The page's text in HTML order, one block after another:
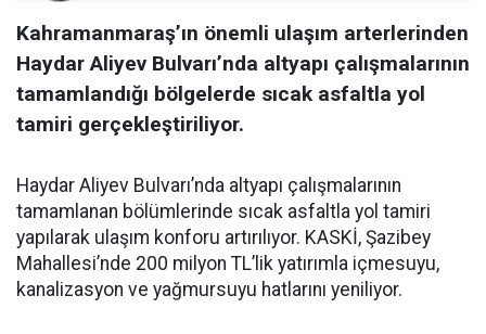
Kahramanmaraş’ın önemli ulaşım arterlerinden
Haydar Aliyev Bulvarı’nda altyapı çalışmalarının
tamamlandığı bölgelerde sıcak asfaltla yol
tamiri gerçekleştiriliyor.
Haydar Aliyev Bulvarı’nda altyapı çalışmalarının
tamamlanan bölümlerinde sıcak asfaltla yol tamiri
yapılarak ulaşım konforu artırılıyor. KASKİ, Şazibey
Mahallesi’nde 200 milyon TL’lik yatırımla içmesuyu,
kanalizasyon ve yağmursuyu hatlarını yeniliyor.